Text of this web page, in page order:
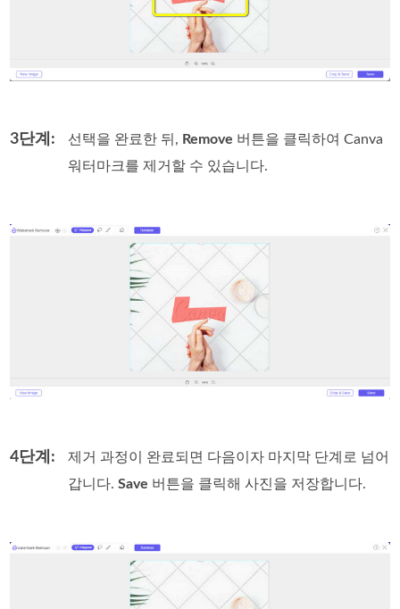
3단계: 선택을 완료한 뒤, Remove 버튼을 클릭하여 Canva
워터마크를 제거할 수 있습니다.
4단계:
제거 과정이 완료되면 다음이자 마지막 단계로 넘어
갑니다.Save 버튼을 클릭해 사진을 저장합니다.